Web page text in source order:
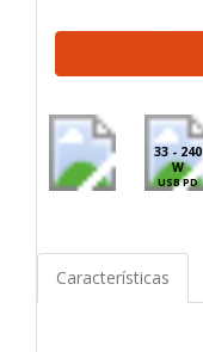
33 - 240
W
USB PD
Características